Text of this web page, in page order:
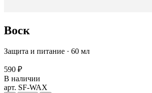
Воск
Защита и питание · 60 мл
590 ₽
В наличии
арт. SF-WAX